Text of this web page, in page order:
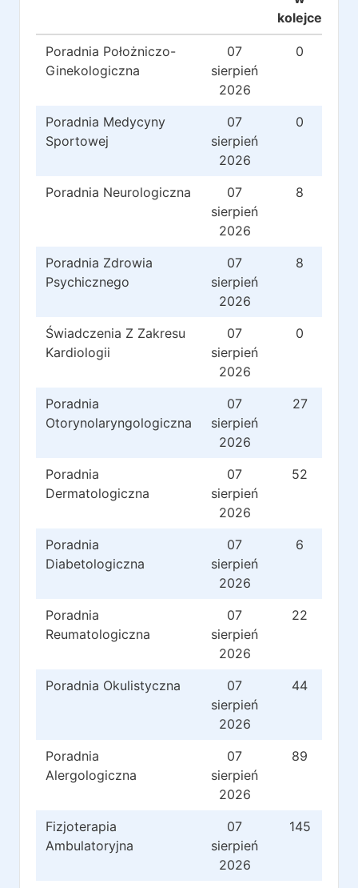
kolejce
Poradnia Położniczo-
Ginekologiczna
07
sierpień
2026
0
Poradnia Medycyny
Sportowej
07
sierpień
2026
0
Poradnia Neurologiczna
07
sierpień
2026
8
Poradnia Zdrowia
Psychicznego
07
sierpień
2026
8
Świadczenia Z Zakresu
Kardiologii
07
sierpień
2026
0
Poradnia
Otorynolaryngologiczna
07
sierpień
2026
27
Poradnia
Dermatologiczna
07
sierpień
2026
52
Poradnia
Diabetologiczna
07
sierpień
2026
6
Poradnia
Reumatologiczna
07
sierpień
2026
22
Poradnia Okulistyczna
07
sierpień
2026
44
Poradnia
Alergologiczna
07
sierpień
2026
89
Fizjoterapia
Ambulatoryjna
07
sierpień
2026
145